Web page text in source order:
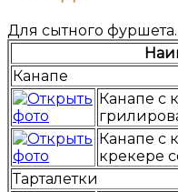
Для сытного фуршета.
Канапе
Канапе с
Канапе с
крекере
Тарталетки